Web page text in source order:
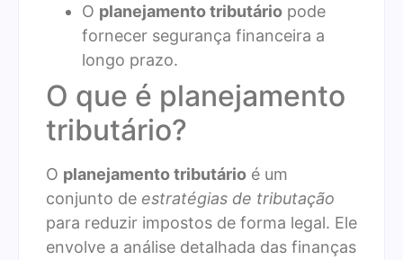
O planejamento tributário pode
fornecer segurança financeira a
longo prazo.
O que é planejamento
tributário?
O planejamento tributário é um
conjunto de estratégias de tributação
para reduzir impostos de forma legal. Ele
envolve a análise detalhada das finanças